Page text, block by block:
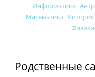
Информатика
Математика
Физика
Родственные